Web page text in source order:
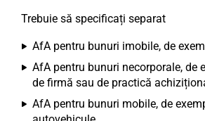
Trebuie să specificați separat
AfA pentru bunuri imobile, de
AfA pentru bunuri necorporale, de
de firmă sau de practică
AfA pentru bunuri mobile, de